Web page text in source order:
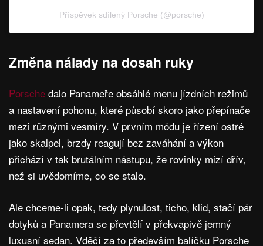
Příspěvek sdílený Porsche (@porsche)
Změna nálady na dosah ruky
Porsche dalo Panameře obsáhlé menu jízdních režimů
a nastavení pohonu, které působí skoro jako přepínače
mezi různými vesmíry. V prvním módu je řízení ostré
jako skalpel, brzdy reagují bez zaváhání a výkon
přichází v tak brutálním nástupu, že rovinky mizí dřív,
než si uvědomíme, co se stalo.
Ale chceme-li opak, tedy plynulost, ticho, klid, stačí pár
dotyků a Panamera se převtělí v překvapivě jemný
luxusní sedan. Vděčí za to především balíčku Porsche